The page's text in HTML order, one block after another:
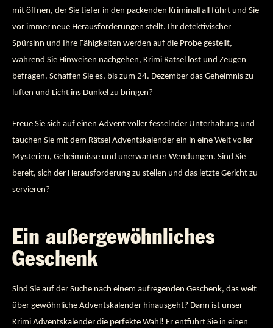
mit öffnen, der Sie tiefer in den packenden Kriminalfall führt und Sie
vor immer neue Herausforderungen stellt. Ihr detektivischer
Spürsinn und Ihre Fähigkeiten werden auf die Probe gestellt,
während Sie Hinweisen nachgehen, Krimi Rätsel löst und Zeugen
befragen. Schaffen Sie es, bis zum 24. Dezember das Geheimnis zu
lüften und Licht ins Dunkel zu bringen?
Freue Sie sich auf einen Advent voller fesselnder Unterhaltung und
tauchen Sie mit dem Rätsel Adventskalender ein in eine Welt voller
Mysterien, Geheimnisse und unerwarteter Wendungen. Sind Sie
bereit, sich der Herausforderung zu stellen und das letzte Gericht zu
servieren?
Ein außergewöhnliches
Geschenk
Sind Sie auf der Suche nach einem aufregenden Geschenk, das weit
über gewöhnliche Adventskalender hinausgeht? Dann ist unser
Krimi Adventskalender die perfekte Wahl! Er entführt Sie in einen